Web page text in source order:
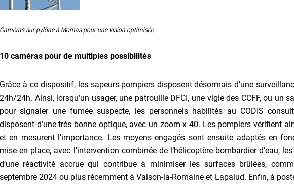
Caméras sur pylône à Mornas pour une vision optimisée
10 caméras pour de multiples possibilités
Grâce à ce dispositif, les sapeurs-pompiers disposent désormais d’une
24h/24h. Ainsi, lorsqu’un usager, une patrouille DFCI, une vigie des CCFF, ou un
pour signaler une fumée suspecte, les personnels habilités au CODIS
disposent d’une très bonne optique, avec un zoom x 40. Les pompiers vérifient
et en mesurent l’importance. Les moyens engagés sont ensuite adaptés en
mise en place, avec l’intervention combinée de l’hélicoptère bombardier d’eau,
d’une réactivité accrue qui contribue à minimiser les surfaces brûlées,
septembre 2024 ou plus récemment à Vaison-la-Romaine et Lapalud. Enfin, à